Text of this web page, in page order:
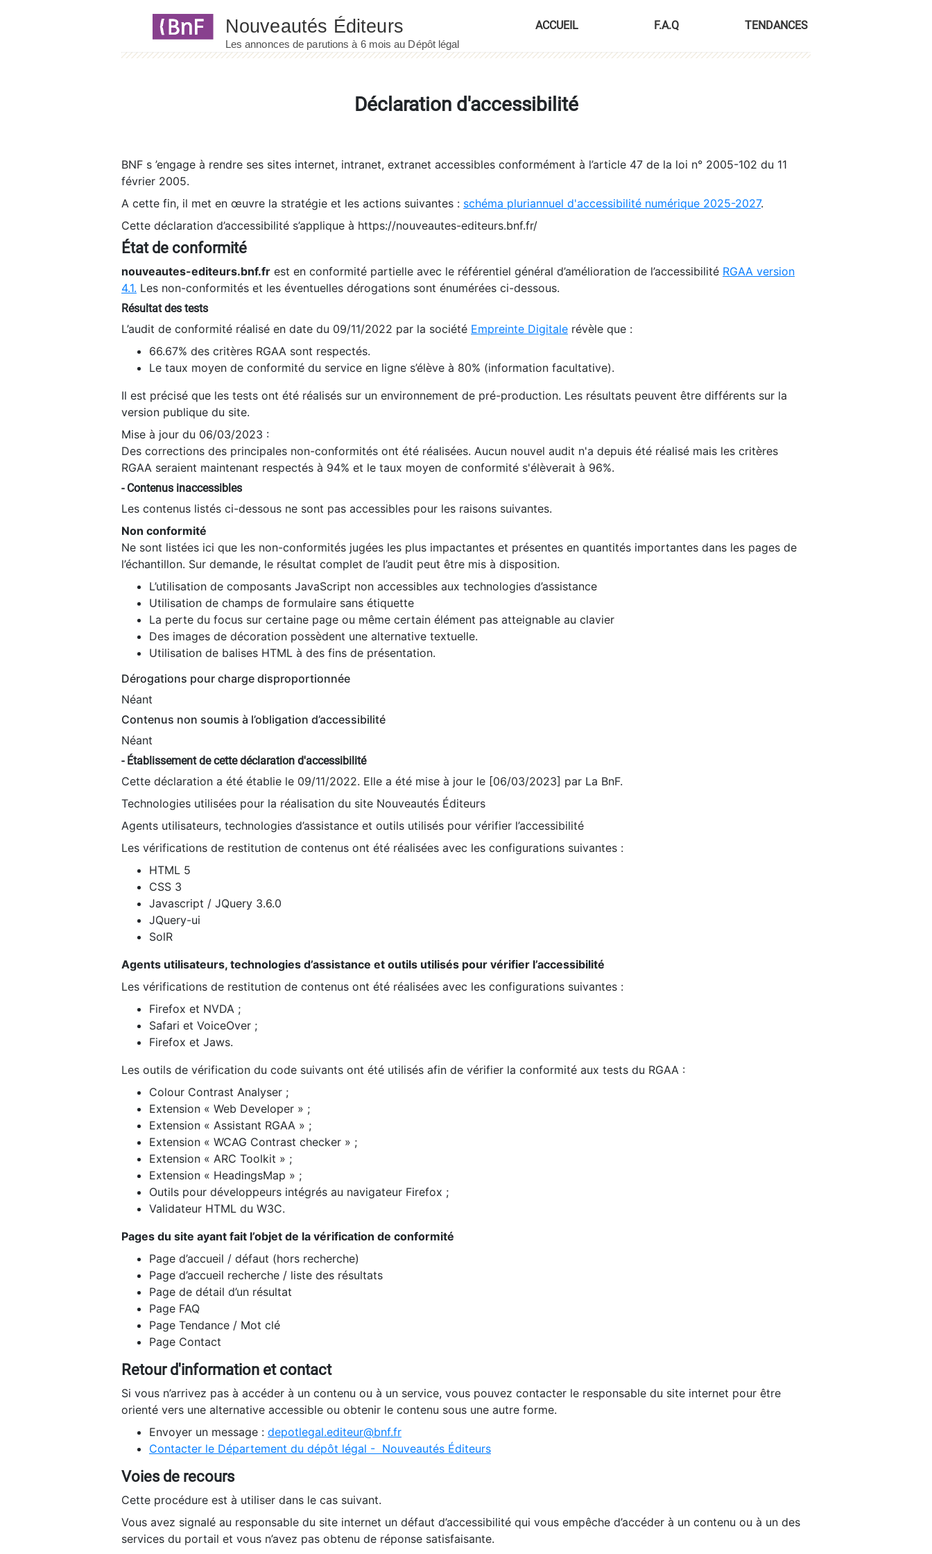
ACCUEIL F.A.Q TENDANCES
Déclaration d'accessibilité
BNF s ’engage à rendre ses sites internet, intranet, extranet accessibles conformément à l’article 47 de la loi n° 2005-102 du 11
février 2005.
A cette fin, il met en œuvre la stratégie et les actions suivantes : schéma pluriannuel d'accessibilité numérique 2025-2027.
Cette déclaration d’accessibilité s’applique à https://nouveautes-editeurs.bnf.fr/
État de conformité
nouveautes-editeurs.bnf.fr est en conformité partielle avec le référentiel général d’amélioration de l’accessibilité RGAA version
4.1. Les non-conformités et les éventuelles dérogations sont énumérées ci-dessous.
Résultat des tests
L’audit de conformité réalisé en date du 09/11/2022 par la société Empreinte Digitale révèle que :
66.67% des critères RGAA sont respectés.
Le taux moyen de conformité du service en ligne s’élève à 80% (information facultative).
Il est précisé que les tests ont été réalisés sur un environnement de pré-production. Les résultats peuvent être différents sur la
version publique du site.
Mise à jour du 06/03/2023 :
Des corrections des principales non-conformités ont été réalisées. Aucun nouvel audit n'a depuis été réalisé mais les critères
RGAA seraient maintenant respectés à 94% et le taux moyen de conformité s'élèverait à 96%.
- Contenus inaccessibles
Les contenus listés ci-dessous ne sont pas accessibles pour les raisons suivantes.
Non conformité
Ne sont listées ici que les non-conformités jugées les plus impactantes et présentes en quantités importantes dans les pages de
l’échantillon. Sur demande, le résultat complet de l’audit peut être mis à disposition.
L’utilisation de composants JavaScript non accessibles aux technologies d’assistance
Utilisation de champs de formulaire sans étiquette
La perte du focus sur certaine page ou même certain élément pas atteignable au clavier
Des images de décoration possèdent une alternative textuelle.
Utilisation de balises HTML à des fins de présentation.
Dérogations pour charge disproportionnée
Néant
Contenus non soumis à l’obligation d’accessibilité
Néant
- Établissement de cette déclaration d'accessibilité
Cette déclaration a été établie le 09/11/2022. Elle a été mise à jour le [06/03/2023] par La BnF.
Technologies utilisées pour la réalisation du site Nouveautés Éditeurs
Agents utilisateurs, technologies d’assistance et outils utilisés pour vérifier l’accessibilité
Les vérifications de restitution de contenus ont été réalisées avec les configurations suivantes :
HTML 5
CSS 3
Javascript / JQuery 3.6.0
JQuery-ui
SolR
Agents utilisateurs, technologies d’assistance et outils utilisés pour vérifier l’accessibilité
Les vérifications de restitution de contenus ont été réalisées avec les configurations suivantes :
Firefox et NVDA ;
Safari et VoiceOver ;
Firefox et Jaws.
Les outils de vérification du code suivants ont été utilisés afin de vérifier la conformité aux tests du RGAA :
Colour Contrast Analyser ;
Extension « Web Developer » ;
Extension « Assistant RGAA » ;
Extension « WCAG Contrast checker » ;
Extension « ARC Toolkit » ;
Extension « HeadingsMap » ;
Outils pour développeurs intégrés au navigateur Firefox ;
Validateur HTML du W3C.
Pages du site ayant fait l’objet de la vérification de conformité
Page d’accueil / défaut (hors recherche)
Page d’accueil recherche / liste des résultats
Page de détail d’un résultat
Page FAQ
Page Tendance / Mot clé
Page Contact
Retour d'information et contact
Si vous n’arrivez pas à accéder à un contenu ou à un service, vous pouvez contacter le responsable du site internet pour être
orienté vers une alternative accessible ou obtenir le contenu sous une autre forme.
Envoyer un message : depotlegal.editeur@bnf.fr
Contacter le Département du dépôt légal - Nouveautés Éditeurs
Voies de recours
Cette procédure est à utiliser dans le cas suivant.
Vous avez signalé au responsable du site internet un défaut d’accessibilité qui vous empêche d’accéder à un contenu ou à un des
services du portail et vous n’avez pas obtenu de réponse satisfaisante.